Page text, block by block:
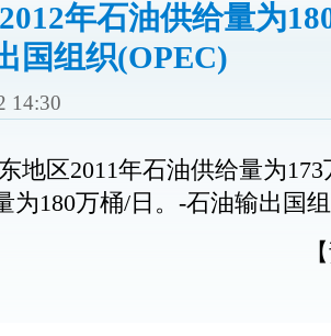
>
年石油供给量为
国组织(OPEC)
14:30
地区2011年石油供给量为
为180万桶/日。-石油输出国